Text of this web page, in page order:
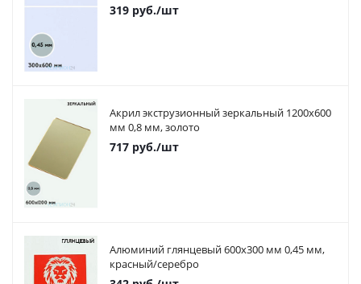
319 руб./шт
Акрил экструзионный зеркальный 1200х600
мм 0,8 мм, золото
717 руб./шт
Алюминий глянцевый 600х300 мм 0,45 мм,
красный/серебро